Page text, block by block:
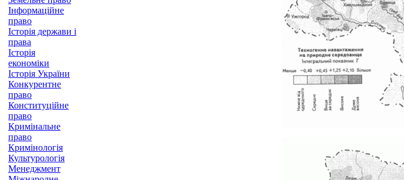
Інформаційне
право
Історія держави і
права
Історія
економіки
Історія України
Конкурентне
право
Конституційне
право
Кримінальне
право
Кримінологія
Культурологія
Менеджмент